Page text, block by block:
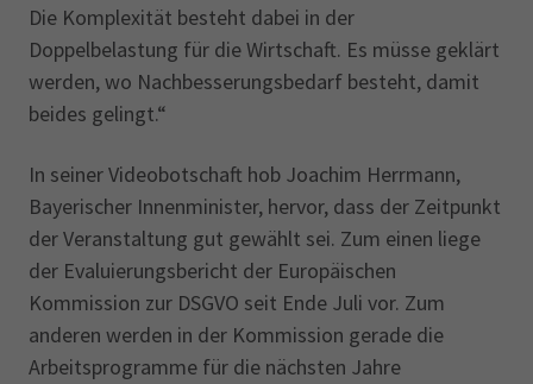
Die Komplexität besteht dabei in der
Doppelbelastung für die Wirtschaft. Es müsse geklärt
werden, wo Nachbesserungsbedarf besteht, damit
beides gelingt.“
In seiner Videobotschaft hob Joachim Herrmann,
Bayerischer Innenminister, hervor, dass der Zeitpunkt
der Veranstaltung gut gewählt sei. Zum einen liege
der Evaluierungsbericht der Europäischen
Kommission zur DSGVO seit Ende Juli vor. Zum
anderen werden in der Kommission gerade die
Arbeitsprogramme für die nächsten Jahre